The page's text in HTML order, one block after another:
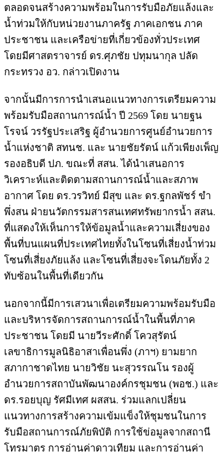
ตลอดจนสร้างความพร้อมในการรับมือภัยแล้งและ
น้ำท่วมให้กับหน่วยงานภาครัฐ ภาคเอกชน ภาค
ประชาชน และเครือข่ายที่เกี่ยวข้องทั่วประเทศ
โดยมีศาสตราจารย์ ดร.ศุภชัย ปทุมนากุล ปลัด
กระทรวง อว. กล่าวเปิดงาน
จากนั้นมีการการนำเสนอแนวทางการเตรียมความ
พร้อมรับมือสถานการณ์น้ำ ปี 2569 โดย นายฐน
โรจน์ วรรัฐประเสริฐ ผู้อำนวยการศูนย์อำนวยการ
น้ำแห่งชาติ สทนช. และ นายชัยรัตน์ แก้วเพียงเพ็ญ
รองอธิบดี ปภ. ขณะที่ สสน. ได้นำเสนอการ
วิเคราะห์และติดตามสถานการณ์น้ำและสภาพ
อากาศ โดย ดร.วรวิทย์ มีสุข และ ดร.ฐกลพัชร์ ขำ
พึ่งสน ฝ่ายนวัตกรรมสารสนเทศทรัพยากรน้ำ สสน.
ที่แสดงให้เห็นการให้ข้อมูลน้ำและความเสี่ยงของ
พื้นที่บนแผนที่ประเทศไทยทั้งในโซนที่เสี่ยงน้ำท่วม
โซนที่เสี่ยงภัยแล้ง และโซนที่เสี่ยงจะโดนภัยทั้ง 2
ทับซ้อนในพื้นที่เดียวกัน
นอกจากนี้มีการเสวนาเพื่อเตรียมความพร้อมรับมือ
และบริหารจัดการสถานการณ์น้ำในพื้นที่ภาค
ประชาชน โดยมี นายวีระศักดิ์ โควสุรัตน์
เลขาธิการมูลนิธิอาสาเพื่อนพึ่ง (ภาฯ) ยามยาก
สภากาชาดไทย นายวิชัย นะสุวรรณโน รองผู้
อำนวยการสถาบันพัฒนาองค์กรชุมชน (พอช.) และ
ดร.รอยบุญ รัศมีเทศ ผสสน. ร่วมแลกเปลี่ยน
แนวทางการสร้างความเข้มแข็งให้ชุมชนในการ
รับมือสถานการณ์ภัยพิบัติ การใช้ข่อมูลจากสถานี
โทรมาตร การอ่านค่าดาวเทียม และการอ่านค่า